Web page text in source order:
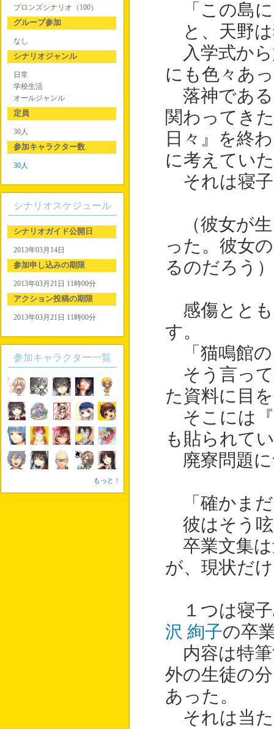
「この島に
と、天野
入学式から
にも色々あ
落神である
関わってき
日々』を終
に考えてい
それは寝子
（彼女が生
った。彼女
るのだろう）
感傷ととも
す。
「猫鳴館
そう言って
た資料に目
そこには『
も貼られて
廃寮問題に
「確かまだ
彼はそう呟
卒業文集は
が、現状だ
１つは寝子
沢 絢子の卒
内容は特筆
外の生徒の
あった。
それは当た
ブロンズシナリオ（100）
グループ参加
なし
シナリオジャンル
日常
学校生活
オールジャンル
定員
30人
参加キャラクター数
30人
シナリオスケジュール
シナリオガイド公開日
2013年03月14日
参加申し込みの期限
2013年03月21日 11時00分
アクション投稿の期限
2013年03月21日 11時00分
参加キャラクター一覧
もっと！